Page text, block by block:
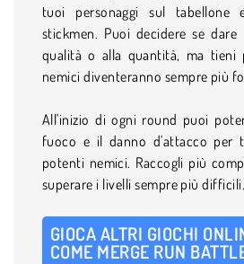
tuoi personaggi sul tabellone
stickmen. Puoi decidere se
qualità o alla quantità, ma tieni
nemici diventeranno sempre più
All'inizio di ogni round puoi
fuoco e il danno d'attacco per
potenti nemici. Raccogli più
superare i livelli sempre più difficili.
GIOCA ALTRI GIOCHI
COME MERGE RUN